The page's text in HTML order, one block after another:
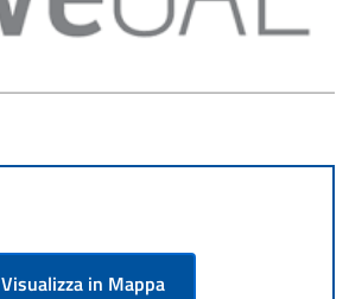
Visualizza in Mappa